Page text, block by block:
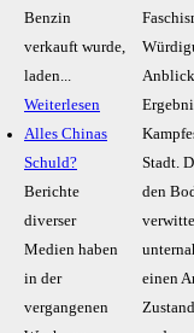
Benzin
verkauft wurde,
laden...
Weiterlesen
Alles Chinas
Schuld?
Berichte
diverser
Medien haben
in der
vergangenen
Anblick
Stadt.
den
einen